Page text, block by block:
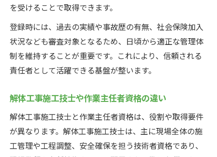
解体工事資格に関する法改正の最新情報
現場で注目される解体工事技術者のスキル
現場で信頼される責任者への成長ポイント
解体工事現場で信頼を集める責任者の条件
コミュニケーション力が活きる解体工事現
資格取得後に現場で実践すべき行動指針
解体工事責任者に必要なリーダーシップ力
現場トラブル時の解体工事責任者の対応術
を受けることで取得できます。
登録時には、過去の実績や事故歴の有無、社会保険加入
状況なども審査対象となるため、日頃から適正な管理体
制を維持することが重要です。これにより、信頼される
責任者として活躍できる基盤が整います。
解体工事施工技士や作業主任者資格の違い
解体工事施工技士と作業主任者資格は、役割や取得要件
が異なります。解体工事施工技士は、主に現場全体の施
工管理や工程調整、安全確保を担う技術者資格であり、